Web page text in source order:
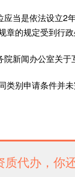
应当是依法设立2
章的规定受到行
院新闻办公室关
类别申请条件并
质代办，你